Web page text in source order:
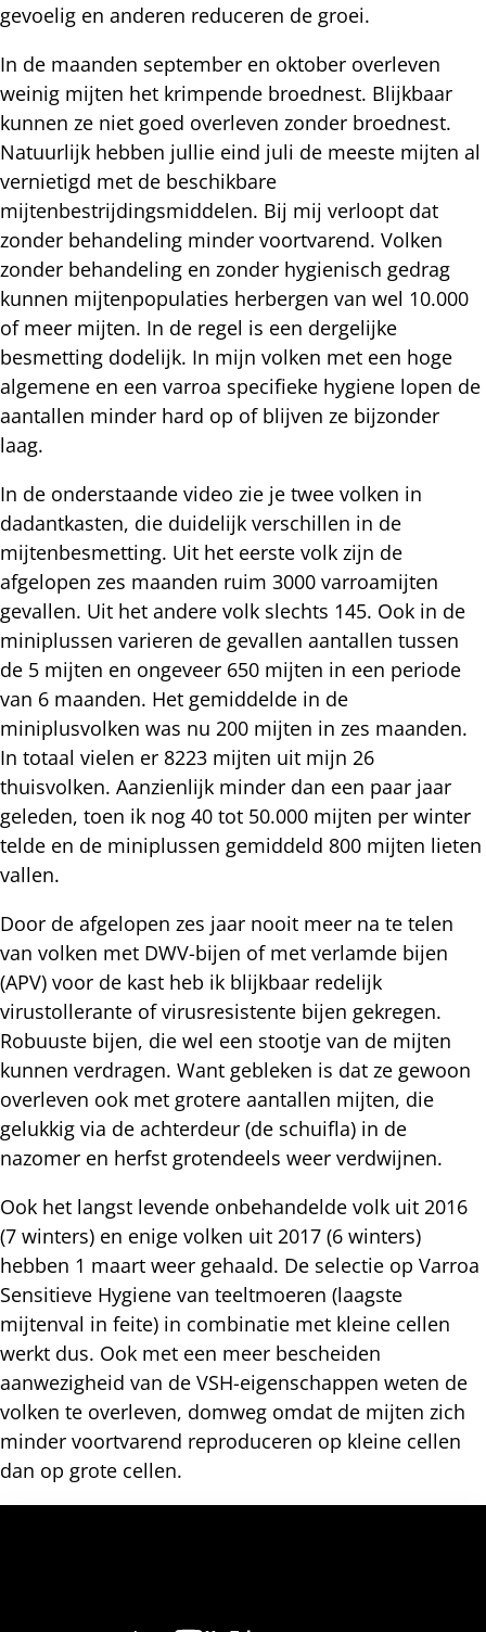
gevoelig en anderen reduceren de groei.
In de maanden september en oktober overleven
weinig mijten het krimpende broednest. Blijkbaar
kunnen ze niet goed overleven zonder broednest.
Natuurlijk hebben jullie eind juli de meeste mijten al
vernietigd met de beschikbare
mijtenbestrijdingsmiddelen. Bij mij verloopt dat
zonder behandeling minder voortvarend. Volken
zonder behandeling en zonder hygienisch gedrag
kunnen mijtenpopulaties herbergen van wel 10.000
of meer mijten. In de regel is een dergelijke
besmetting dodelijk. In mijn volken met een hoge
algemene en een varroa specifieke hygiene lopen de
aantallen minder hard op of blijven ze bijzonder
laag.
In de onderstaande video zie je twee volken in
dadantkasten, die duidelijk verschillen in de
mijtenbesmetting. Uit het eerste volk zijn de
afgelopen zes maanden ruim 3000 varroamijten
gevallen. Uit het andere volk slechts 145. Ook in de
miniplussen varieren de gevallen aantallen tussen
de 5 mijten en ongeveer 650 mijten in een periode
van 6 maanden. Het gemiddelde in de
miniplusvolken was nu 200 mijten in zes maanden.
In totaal vielen er 8223 mijten uit mijn 26
thuisvolken. Aanzienlijk minder dan een paar jaar
geleden, toen ik nog 40 tot 50.000 mijten per winter
telde en de miniplussen gemiddeld 800 mijten lieten
vallen.
Door de afgelopen zes jaar nooit meer na te telen
van volken met DWV-bijen of met verlamde bijen
(APV) voor de kast heb ik blijkbaar redelijk
virustollerante of virusresistente bijen gekregen.
Robuuste bijen, die wel een stootje van de mijten
kunnen verdragen. Want gebleken is dat ze gewoon
overleven ook met grotere aantallen mijten, die
gelukkig via de achterdeur (de schuifla) in de
nazomer en herfst grotendeels weer verdwijnen.
Ook het langst levende onbehandelde volk uit 2016
(7 winters) en enige volken uit 2017 (6 winters)
hebben 1 maart weer gehaald. De selectie op Varroa
Sensitieve Hygiene van teeltmoeren (laagste
mijtenval in feite) in combinatie met kleine cellen
werkt dus. Ook met een meer bescheiden
aanwezigheid van de VSH-eigenschappen weten de
volken te overleven, domweg omdat de mijten zich
minder voortvarend reproduceren op kleine cellen
dan op grote cellen.